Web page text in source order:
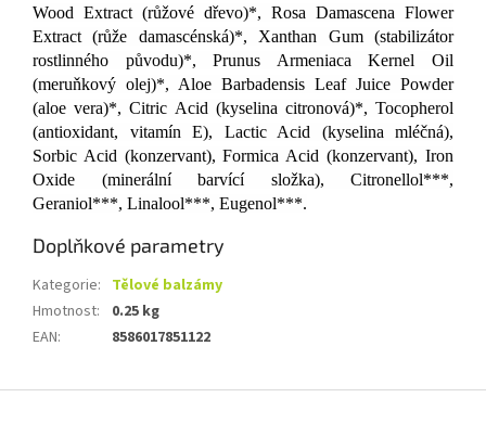
Wood Extract (růžové dřevo)*, Rosa Damascena Flower
Extract (růže damascénská)*, Xanthan Gum (stabilizátor
rostlinného původu)*, Prunus Armeniaca Kernel Oil
(meruňkový olej)*, Aloe Barbadensis Leaf Juice Powder
(aloe vera)*, Citric Acid (kyselina citronová)*, Tocopherol
(antioxidant, vitamín E), Lactic Acid (kyselina mléčná),
Sorbic Acid (konzervant), Formica Acid (konzervant), Iron
Oxide (minerální barvící složka), Citronellol***,
Geraniol***, Linalool***, Eugenol***.
Doplňkové parametry
Kategorie: Tělové balzámy
Hmotnost:
0.25 kg
EAN: 8586017851122